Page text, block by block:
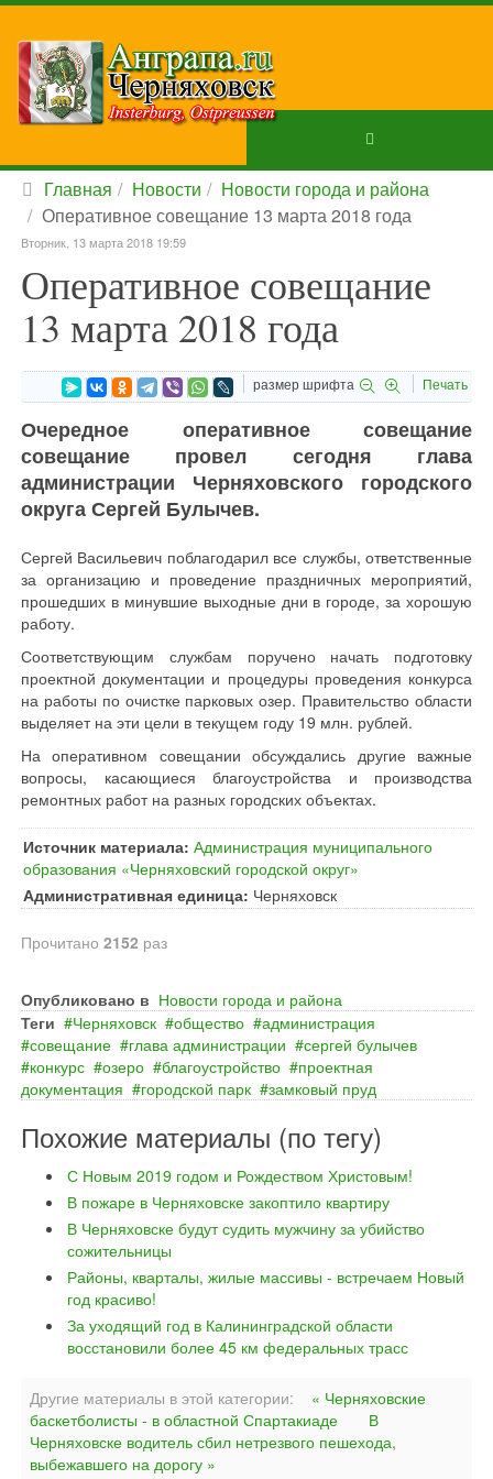
Главная Новости
Новости города и района
Оперативное совещание 13 марта 2018 года
Вторник, 13 марта 2018 19:59
Оперативное совещание
13 марта 2018 года
размер шрифта Печать
Очередное оперативное совещание
совещание провел сегодня глава
администрации Черняховского городского
округа Сергей Булычев.
Сергей Васильевич поблагодарил все службы, ответственные
за организацию и проведение праздничных мероприятий,
прошедших в минувшие выходные дни в городе, за хорошую
работу.
Соответствующим службам поручено начать подготовку
проектной документации и процедуры проведения конкурса
на работы по очистке парковых озер. Правительство области
выделяет на эти цели в текущем году 19 млн. рублей.
На оперативном совещании обсуждались другие важные
вопросы, касающиеся благоустройства и производства
ремонтных работ на разных городских объектах.
Источник материала: Администрация муниципального
образования «Черняховский городской округ»
Административная единица: Черняховск
Прочитано 2152 раз
Опубликовано в Новости города и района
Теги
Черняховск общество
администрация
совещание
глава администрации
сергей булычев
конкурс
озеро благоустройство
проектная
документация
городской парк замковый пруд
Похожие материалы (по тегу)
С Новым 2019 годом и Рождеством Христовым!
В пожаре в Черняховске закоптило квартиру
В Черняховске будут судить мужчину за убийство
сожительницы
Районы, кварталы, жилые массивы - встречаем Новый
год красиво!
За уходящий год в Калининградской области
восстановили более 45 км федеральных трасс
Другие материалы в этой категории:
« Черняховские
баскетболисты - в областной Спартакиаде
В
Черняховске водитель сбил нетрезвого пешехода,
выбежавшего на дорогу »